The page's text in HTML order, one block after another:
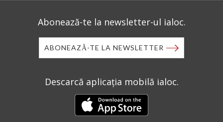
Abonează-te la newsletter-ul ialoc.
ABONEAZĂ-TE LA NEWSLETTER
Descarcă aplicația mobilă ialoc.